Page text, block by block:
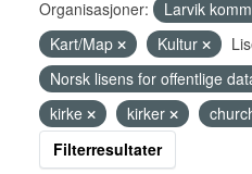
Organisasjoner:
Larvik
Kart/Map
Kultur
Norsk lisens for offentlige
kirke
kirker
Filterresultater